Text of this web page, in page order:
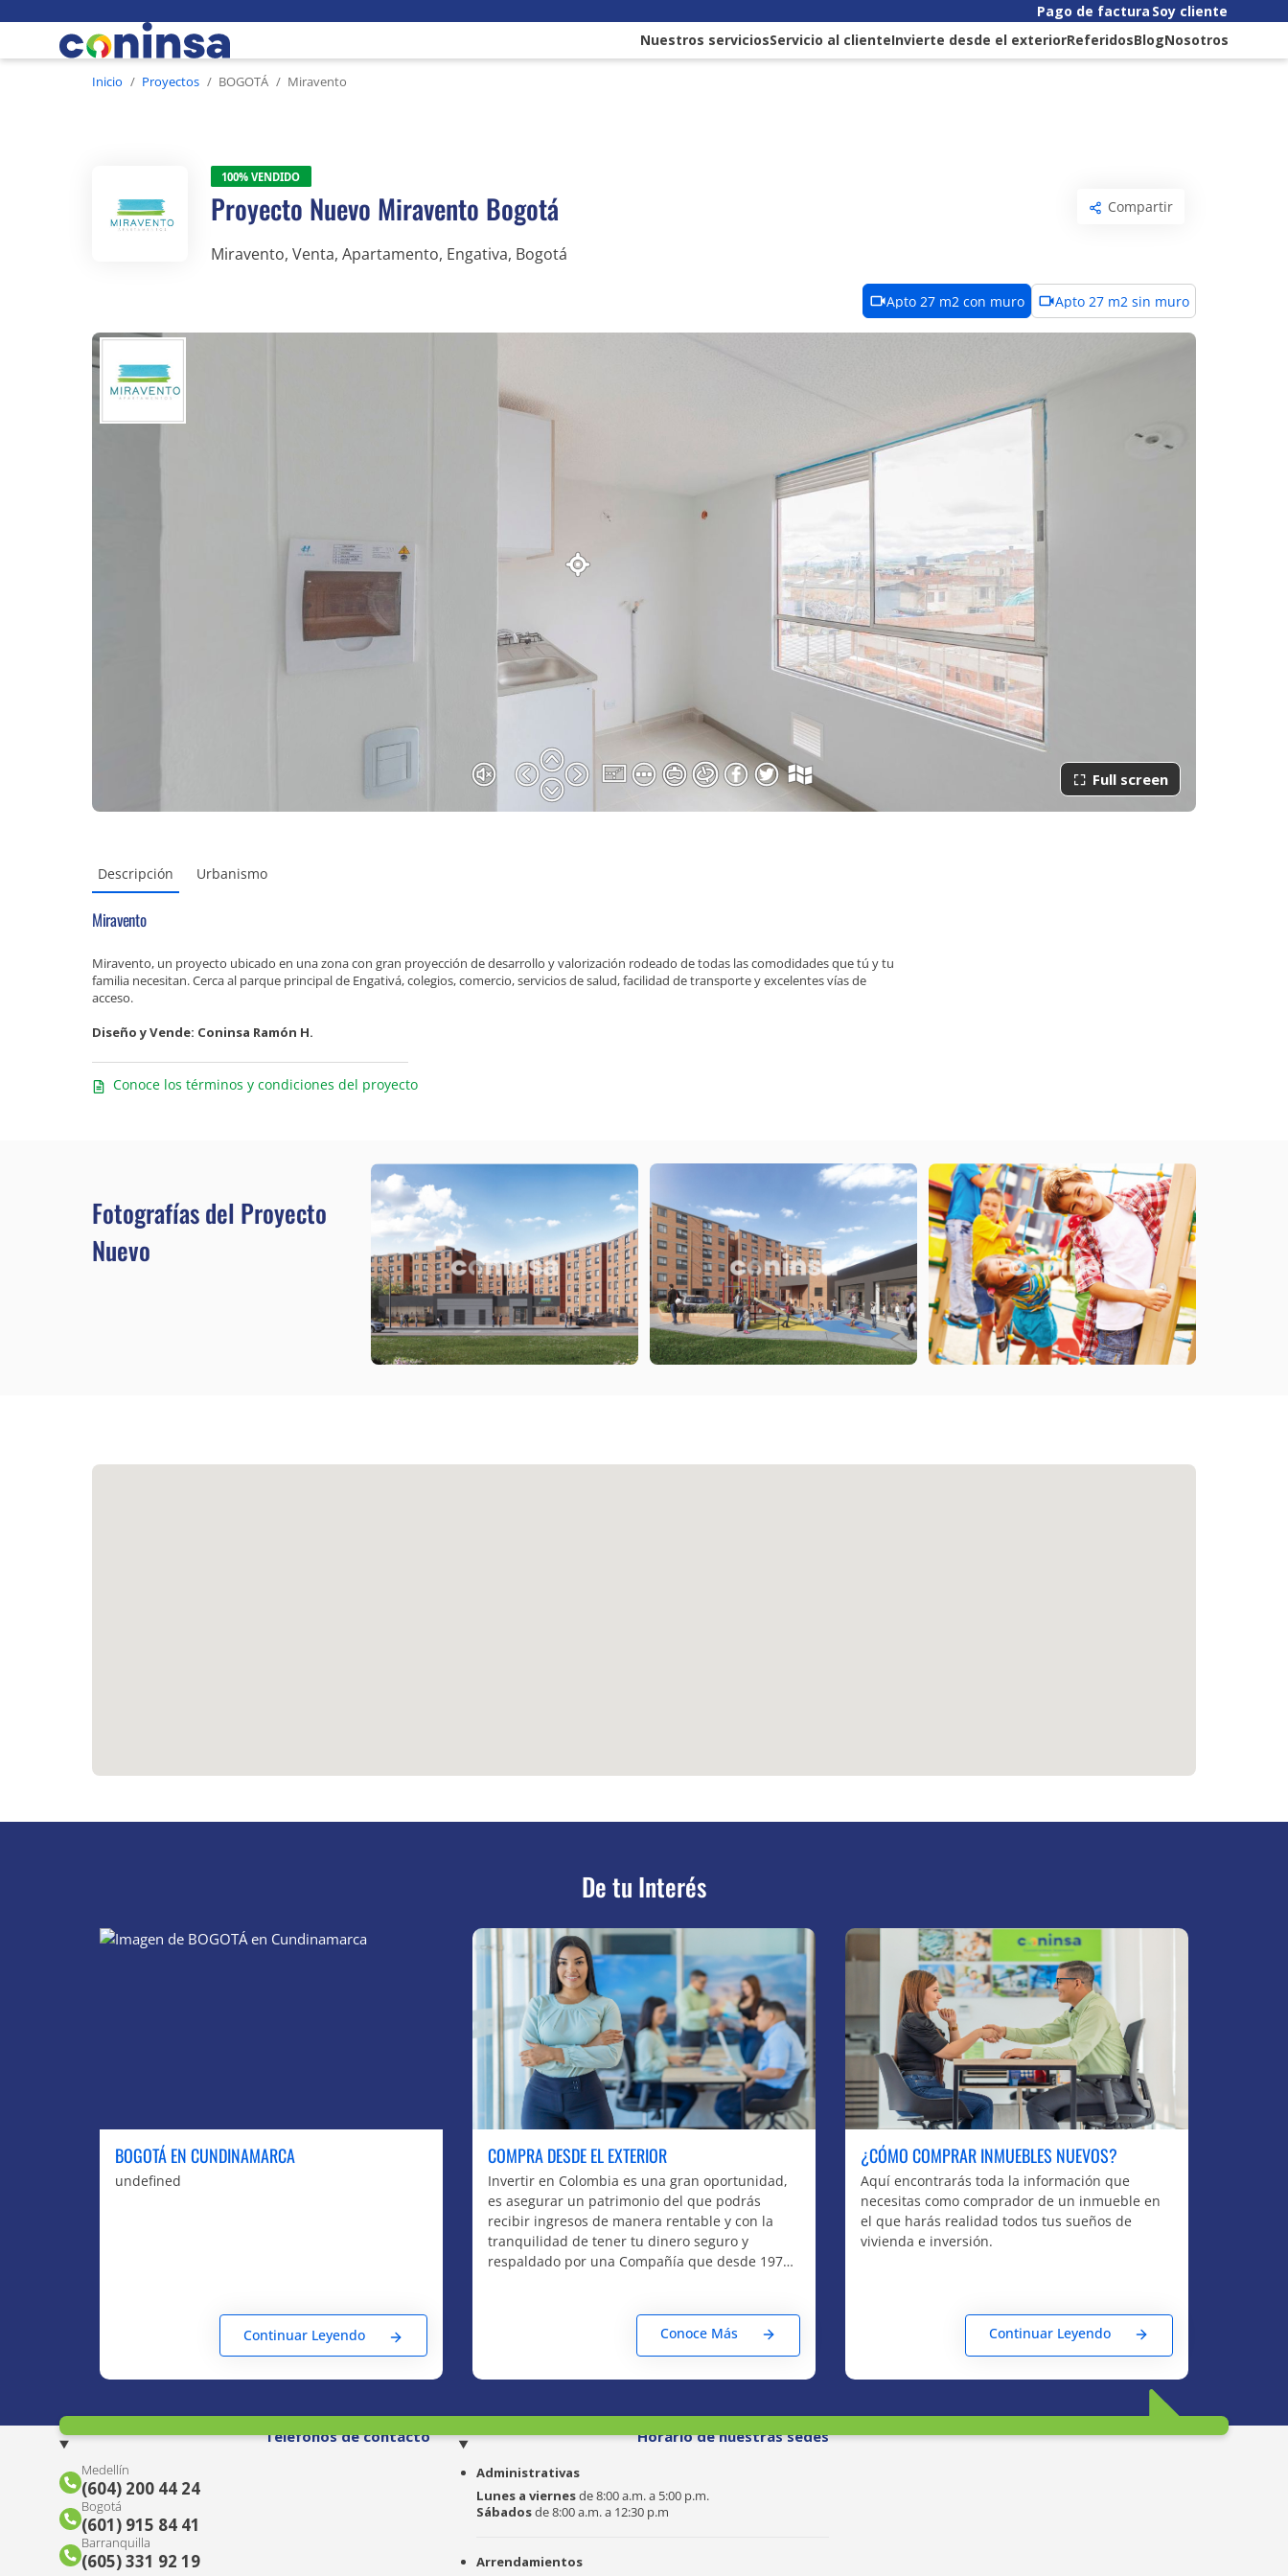
Pago de factura Soy cliente
Nuestros serviciosServicio al clienteInvierte desde el exteriorReferidosBlogNosotros
Inicio Proyectos BOGOTÁ Miravento
100% vendido
Proyecto Nuevo Miravento Bogotá
Miravento, Venta, Apartamento, Engativa, Bogotá
Compartir
Apto 27 m2 con muro Apto 27 m2 sin muro
Full screen
Descripción Urbanismo
Miravento
Miravento, un proyecto ubicado en una zona con gran proyección de desarrollo y valorización rodeado de todas las comodidades que tú y tu
familia necesitan. Cerca al parque principal de Engativá, colegios, comercio, servicios de salud, facilidad de transporte y excelentes vías de
acceso.
Diseño y Vende: Coninsa Ramón H.
Conoce los términos y condiciones del proyecto
Fotografías del Proyecto
Nuevo
De tu Interés
BOGOTÁ EN CUNDINAMARCA
undefined
Continuar Leyendo
COMPRA DESDE EL EXTERIOR
Invertir en Colombia es una gran oportunidad,
es asegurar un patrimonio del que podrás
recibir ingresos de manera rentable y con la
tranquilidad de tener tu dinero seguro y
respaldado por una Compañía que desde 1972
Conoce Más
¿CÓMO COMPRAR INMUEBLES NUEVOS?
Aquí encontrarás toda la información que
necesitas como comprador de un inmueble en
el que harás realidad todos tus sueños de
vivienda e inversión.
Continuar Leyendo
Teléfonos de contacto
Medellín
(604) 200 44 24
Bogotá
(601) 915 84 41
Barranquilla
(605) 331 92 19
Horario de nuestras sedes
Administrativas
Lunes a viernesde 8:00 a.m. a 5:00 p.m.
Sábadosde 8:00 a.m. a 12:30 p.m
Arrendamientos